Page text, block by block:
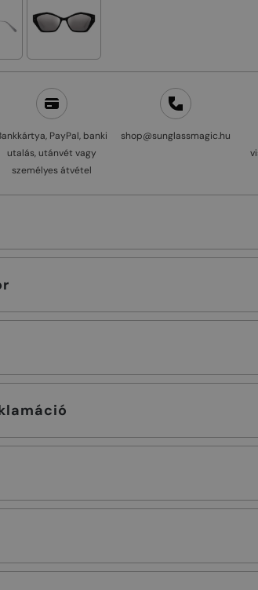
PayPal, banki
utalás, utánvét vagy
személyes átvétel
shop@sunglassmagic.hu